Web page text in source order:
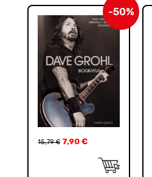
-50%
15,79€ 7,90 €